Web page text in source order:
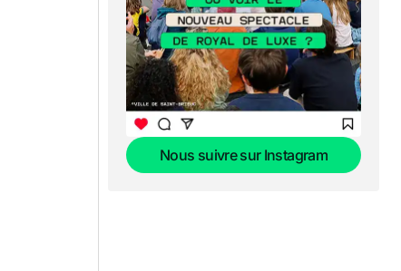
Nous suivre sur Instagram